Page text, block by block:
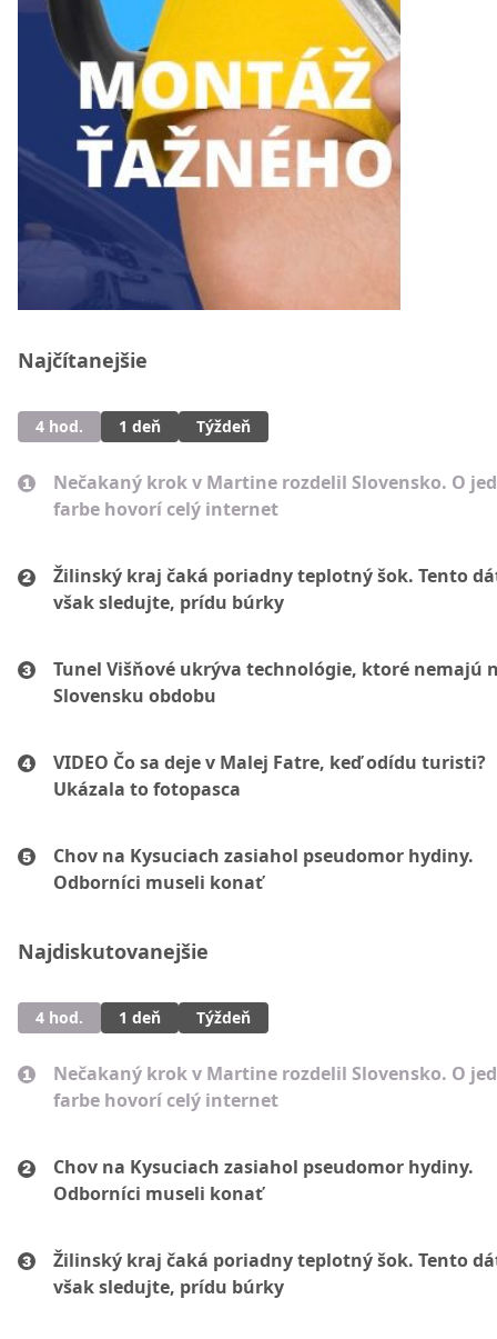
Najčítanejšie
4 hod. 1 deň Týždeň
Nečakaný krok v Martine rozdelil Slovensko. O
farbe hovorí celý internet
Žilinský kraj čaká poriadny teplotný šok. Tento
však sledujte, prídu búrky
Tunel Višňové ukrýva technológie, ktoré nemajú
Slovensku obdobu
VIDEO Čo sa deje v Malej Fatre, keď odídu turisti?
Ukázala to fotopasca
Chov na Kysuciach zasiahol pseudomor hydiny.
Odborníci museli konať
Najdiskutovanejšie
4 hod. 1 deň Týždeň
Nečakaný krok v Martine rozdelil Slovensko. O
farbe hovorí celý internet
Chov na Kysuciach zasiahol pseudomor hydiny.
Odborníci museli konať
Žilinský kraj čaká poriadny teplotný šok. Tento
však sledujte, prídu búrky